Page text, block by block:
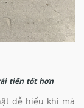
tiến tốt hơn
dễ hiểu khi mà